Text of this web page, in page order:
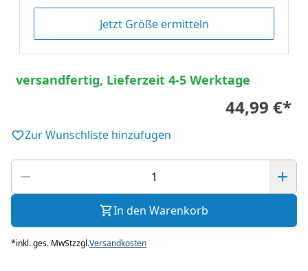
Jetzt Größe ermitteln
versandfertig, Lieferzeit 4-5 Werktage
44,99 €*
Zur Wunschliste hinzufügen
In den Warenkorb
*inkl. ges. MwStzzgl.Versandkosten